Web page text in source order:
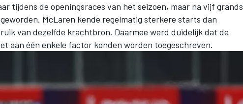
tijdens de openingsraces van het seizoen, maar na vijf grands
McLaren kende regelmatig sterkere starts dan
van dezelfde krachtbron. Daarmee werd duidelijk dat de
aan één enkele factor konden worden toegeschreven.